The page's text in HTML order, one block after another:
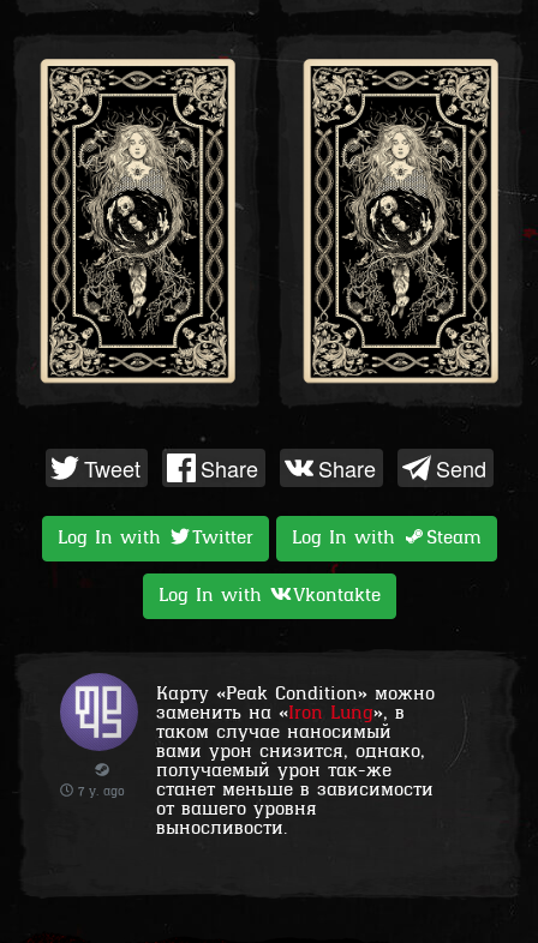
Tweet Share Share Send
Log In with Twitter Log In with Steam
Log In with Vkontakte
7 y. ago
Карту «Peak Condition» можно
заменить на «Iron Lung», в
таком случае наносимый
вами урон снизится, однако,
получаемый урон так-же
станет меньше в зависимости
от вашего уровня
выносливости.